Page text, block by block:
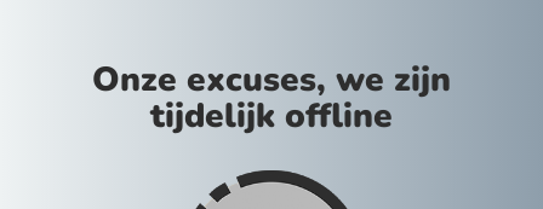
Onze excuses, we zijn
tijdelijk offline